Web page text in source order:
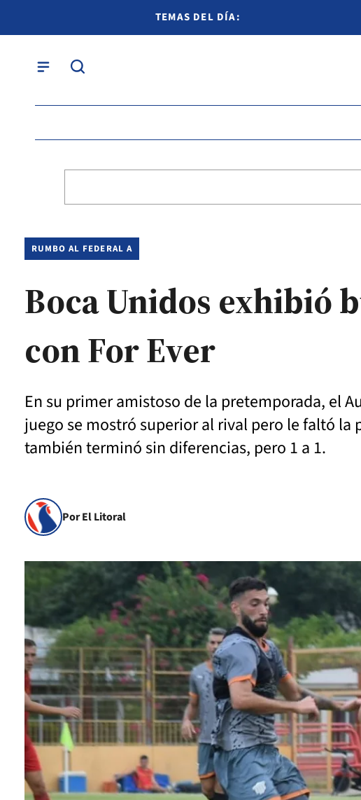
TEMAS DEL DÍA:
RUMBO AL FEDERAL A
Boca Unidos exhibió
con For Ever
En su primer amistoso de la pretemporada, el
juego se mostró superior al rival pero le faltó
también terminó sin diferencias, pero 1 a 1.
Por El Litoral